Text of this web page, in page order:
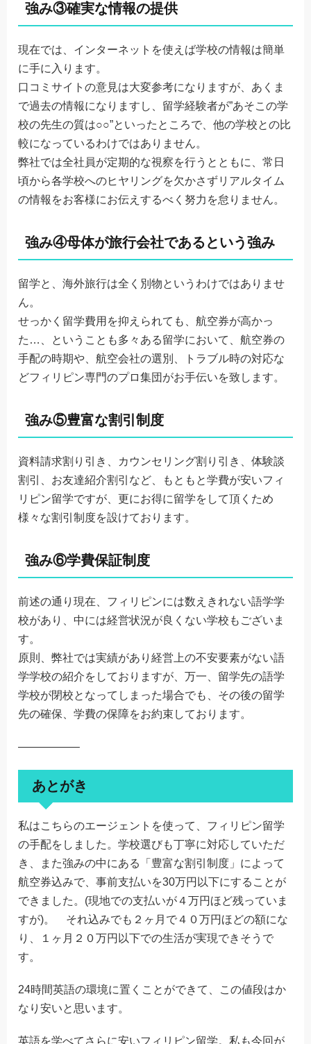
強み③確実な情報の提供
現在では、インターネットを使えば学校の情報は簡単
に手に入ります。
口コミサイトの意見は大変参考になりますが、あくま
で過去の情報になりますし、留学経験者が”あそこの学
校の先生の質は○○”といったところで、他の学校との比
較になっているわけではありません。
弊社では全社員が定期的な視察を行うとともに、常日
頃から各学校へのヒヤリングを欠かさずリアルタイム
の情報をお客様にお伝えするべく努力を怠りません。
強み④母体が旅行会社であるという強み
留学と、海外旅行は全く別物というわけではありませ
ん。
せっかく留学費用を抑えられても、航空券が高かっ
た…、ということも多々ある留学において、航空券の
手配の時期や、航空会社の選別、トラブル時の対応な
どフィリピン専門のプロ集団がお手伝いを致します。
強み⑤豊富な割引制度
資料請求割り引き、カウンセリング割り引き、体験談
割引、お友達紹介割引など、もともと学費が安いフィ
リピン留学ですが、更にお得に留学をして頂くため
様々な割引制度を設けております。
強み⑥学費保証制度
前述の通り現在、フィリピンには数えきれない語学学
校があり、中には経営状況が良くない学校もございま
す。
原則、弊社では実績があり経営上の不安要素がない語
学学校の紹介をしておりますが、万一、留学先の語学
学校が閉校となってしまった場合でも、その後の留学
先の確保、学費の保障をお約束しております。
—————–
あとがき
私はこちらのエージェントを使って、フィリピン留学
の手配をしました。学校選びも丁寧に対応していただ
き、また強みの中にある「豊富な割引制度」によって
航空券込みで、事前支払いを30万円以下にすることが
できました。(現地での支払いが４万円ほど残っていま
すが)。 それ込みでも２ヶ月で４０万円ほどの額にな
り、１ヶ月２０万円以下での生活が実現できそうで
す。
24時間英語の環境に置くことができて、この値段はか
なり安いと思います。
英語を学べてさらに安いフィリピン留学。私も今回が